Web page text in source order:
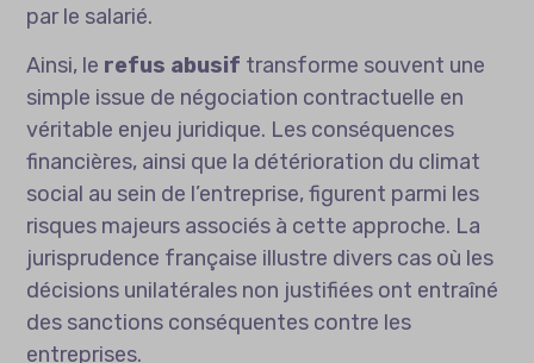
par le salarié.
Ainsi, le refus abusif transforme souvent une
simple issue de négociation contractuelle en
véritable enjeu juridique. Les conséquences
financières, ainsi que la détérioration du climat
social au sein de l’entreprise, figurent parmi les
risques majeurs associés à cette approche. La
jurisprudence française illustre divers cas où les
décisions unilatérales non justifiées ont entraîné
des sanctions conséquentes contre les
entreprises.